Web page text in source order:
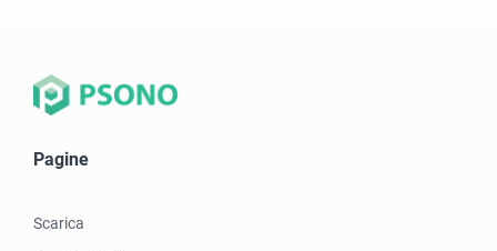
Pagine
Scarica